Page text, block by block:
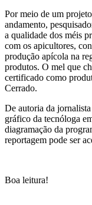
Por meio de um
andamento,
a qualidade dos méis
com os apicultores,
produção apícola na
produtos. O mel que
certificado como
Cerrado.
De autoria da
gráfico da tecnóloga
diagramação da
reportagem pode ser
Boa leitura!